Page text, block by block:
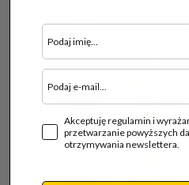
Akceptuję regulamin i
przetwarzanie powyższych
otrzymywania newslettera.